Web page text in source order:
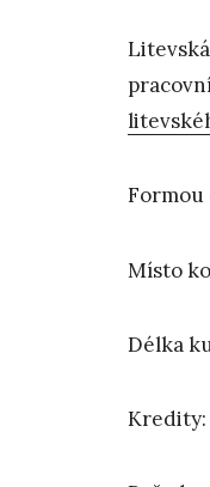
Formou
Místo
Délka
Kredity: